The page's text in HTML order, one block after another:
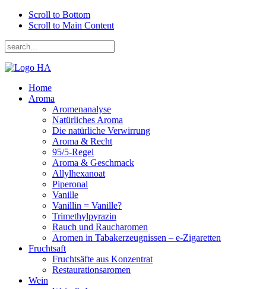
Scroll to Bottom
Scroll to Main Content
Home
Aroma
Aromenanalyse
Natürliches Aroma
Die natürliche Verwirrung
Aroma & Recht
95/5-Regel
Aroma & Geschmack
Allylhexanoat
Piperonal
Vanille
Vanillin = Vanille?
Trimethylpyrazin
Rauch und Raucharomen
Aromen in Tabakerzeugnissen – e-Zigaretten
Fruchtsaft
Fruchtsäfte aus Konzentrat
Restaurationsaromen
Wein